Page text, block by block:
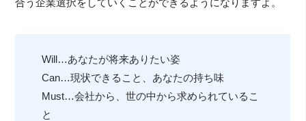
合う企業選択をしていくことができるようになりますよ。
Will…あなたが将来ありたい姿
Can…現状できること、あなたの持ち味
Must…会社から、世の中から求められているこ
と